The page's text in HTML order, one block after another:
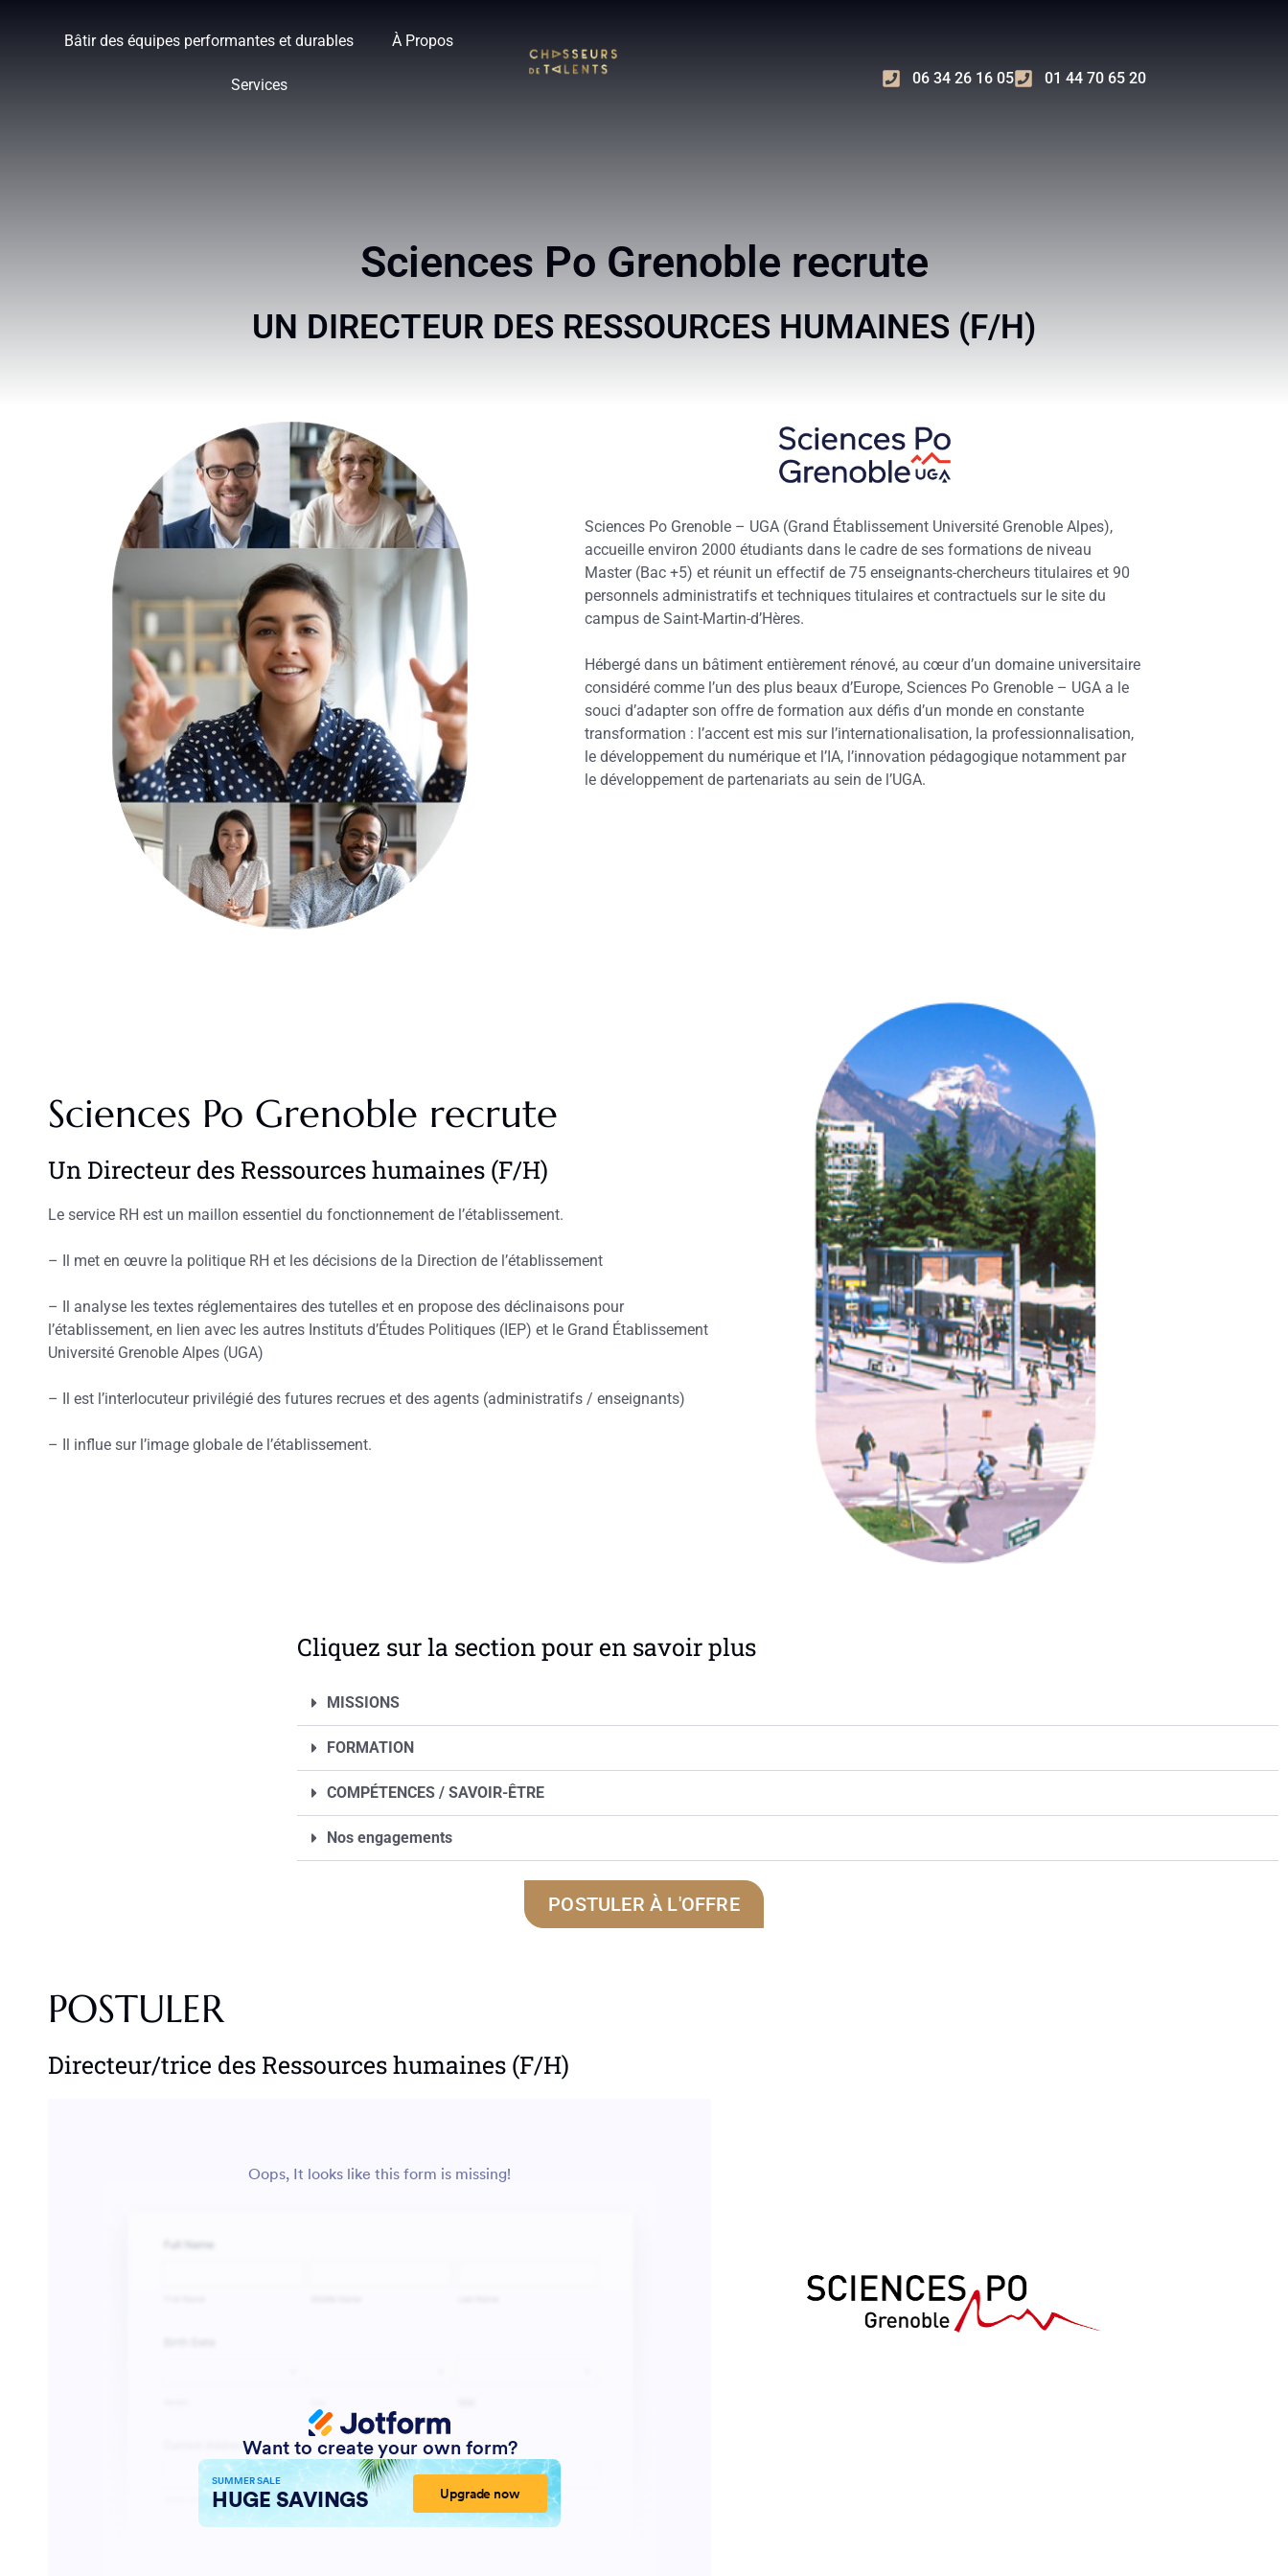
Bâtir des équipes performantes et durables À Propos
Services 06 34 26 16 05 01 44 70 65 20
Sciences Po Grenoble recrute
UN DIRECTEUR DES RESSOURCES HUMAINES (F/H)
Sciences Po Grenoble – UGA (Grand Établissement Université Grenoble Alpes),
accueille environ 2000 étudiants dans le cadre de ses formations de niveau
Master (Bac +5) et réunit un effectif de 75 enseignants-chercheurs titulaires et 90
personnels administratifs et techniques titulaires et contractuels sur le site du
campus de Saint-Martin-d’Hères.
Hébergé dans un bâtiment entièrement rénové, au cœur d’un domaine universitaire
considéré comme l’un des plus beaux d’Europe, Sciences Po Grenoble – UGA a le
souci d’adapter son offre de formation aux défis d’un monde en constante
transformation : l’accent est mis sur l’internationalisation, la professionnalisation,
le développement du numérique et l’IA, l’innovation pédagogique notamment par
le développement de partenariats au sein de l’UGA.
Sciences Po Grenoble recrute
Un Directeur des Ressources humaines (F/H)
Le service RH est un maillon essentiel du fonctionnement de l’établissement.
– Il met en œuvre la politique RH et les décisions de la Direction de l’établissement
– Il analyse les textes réglementaires des tutelles et en propose des déclinaisons pour
l’établissement, en lien avec les autres Instituts d’Études Politiques (IEP) et le Grand Établissement
Université Grenoble Alpes (UGA)
– Il est l’interlocuteur privilégié des futures recrues et des agents (administratifs / enseignants)
– Il influe sur l’image globale de l’établissement.
Cliquez sur la section pour en savoir plus
MISSIONS
FORMATION
COMPÉTENCES / SAVOIR-ÊTRE
Nos engagements
POSTULER À L'OFFRE
POSTULER
Directeur/trice des Ressources humaines (F/H)